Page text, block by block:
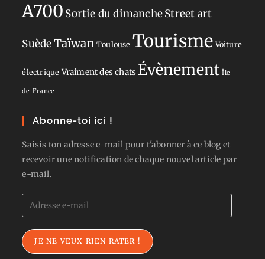
A700 Sortie du dimancheStreet art
SuèdeTaïwan Toulouse Tourisme Voiture
électrique Vraiment des chats Évènement Île-
de-France
Abonne-toi ici !
Saisis ton adresse e-mail pour t'abonner à ce blog et
recevoir une notification de chaque nouvel article par
e-mail.
Adresse
e-
mail
JE NE VEUX RIEN RATER !